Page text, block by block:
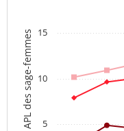
APL des sage-femmes 5
10
15